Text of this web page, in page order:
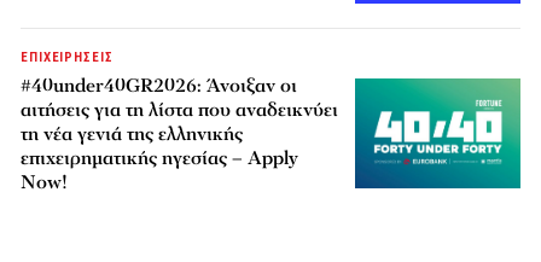
ΕΠΙΧΕΙΡΗΣΕΙΣ
#40under40GR2026: Άνοιξαν οι
αιτήσεις για τη λίστα που αναδεικνύει
τη νέα γενιά της ελληνικής
επιχειρηματικής ηγεσίας – Apply
Now!